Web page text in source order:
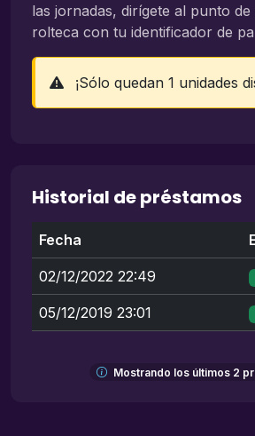
las jornadas, dirígete al punto
rolteca con tu identificador de
¡Sólo quedan 1 unidades
Historial de préstamos
Fecha
02/12/2022 22:49
05/12/2019 23:01
Mostrando los últimos 2